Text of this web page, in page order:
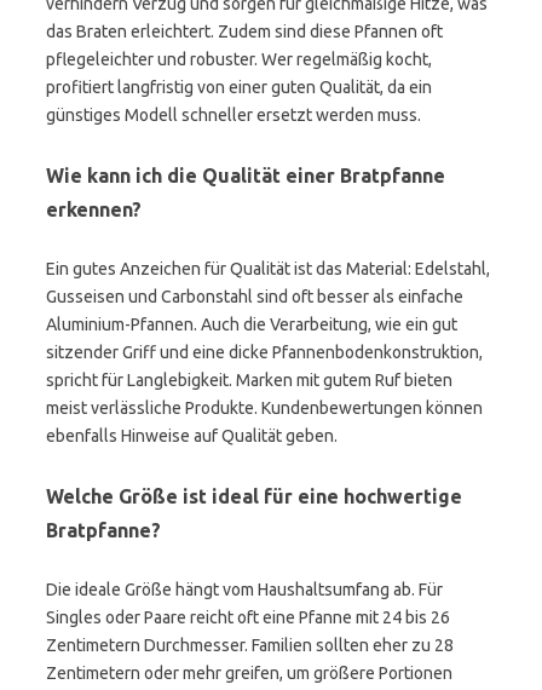
das Braten erleichtert. Zudem sind diese Pfannen oft
pflegeleichter und robuster. Wer regelmäßig kocht,
profitiert langfristig von einer guten Qualität, da ein
günstiges Modell schneller ersetzt werden muss.
Wie kann ich die Qualität einer Bratpfanne
erkennen?
Ein gutes Anzeichen für Qualität ist das Material: Edelstahl,
Gusseisen und Carbonstahl sind oft besser als einfache
Aluminium-Pfannen. Auch die Verarbeitung, wie ein gut
sitzender Griff und eine dicke Pfannen­boden­konstruktion,
spricht für Langlebigkeit. Marken mit gutem Ruf bieten
meist verlässliche Produkte. Kundenbewertungen können
ebenfalls Hinweise auf Qualität geben.
Welche Größe ist ideal für eine hochwertige
Bratpfanne?
Die ideale Größe hängt vom Haushalts­umfang ab. Für
Singles oder Paare reicht oft eine Pfanne mit 24 bis 26
Zentimetern Durchmesser. Familien sollten eher zu 28
Zentimetern oder mehr greifen, um größere Portionen